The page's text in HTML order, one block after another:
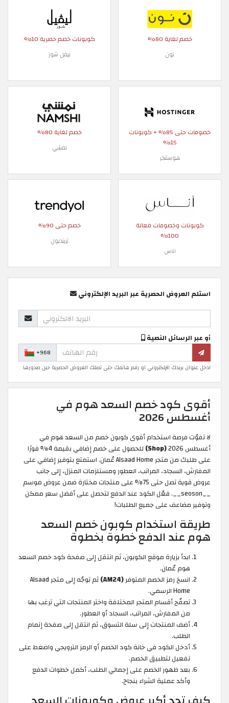
خصم لغاية 80%
نون
كوبونات خصم حصرية 10%
ليفل شوز
خصومات حتى 85% + كوبونات
15%
هوستنجر
خصم لغاية 80%
نمشي
كوبونات وخصومات فعالة
100%
اناس
خصم حتى 90%
ترينديول
استلم العروض الحصرية عبر البريد الإلكتروني
أو عبر الرسائل النصية
+968
ادخل عنوان بريدك الإلكتروني او رقم هاتفك حتى تصلك العروض الحصرية حين صدورها
أقوى كود خصم السعد هوم في
أغسطس 2026
لا تفوّت فرصة استخدام أقوى كوبون خصم من السعد هوم في
أغسطس 2026
(Shop)
للحصول على خصم إضافي بقيمة 4% فورًا
على طلبك من متجر Alsaad Home عُمان. استمتع بتوفير إضافي على
المفارش، السجاد، المراتب، العطور ومستلزمات المنزل، إلى جانب
عروض قوية تصل حتى 75% على منتجات مختارة ضمن عروض موسم
__seoson__. فعّل الكود عند الدفع لتحصل على أفضل سعر ممكن
وتوفير مضاعف على جميع الطلبات!
طريقة استخدام كوبون خصم السعد
هوم عند الدفع خطوة بخطوة
ابدأ بزيارة موقع الكوبون، ثم انتقل إلى صفحة كود خصم السعد
هوم عُمان.
انسخ رمز الخصم المتوفر(AM24)
ثم توجّه إلى متجر Alsaad
Home الرسمي.
تصفّح أقسام المتجر المختلفة واختر المنتجات التي ترغب بها
من المفارش، المراتب، السجاد أو العطور.
أضف المنتجات إلى سلة التسوق، ثم انتقل إلى صفحة إتمام
الطلب.
أدخل الكود في خانة كود الخصم أو الرمز الترويجي واضغط على
تفعيل لتطبيق الخصم.
بعد ظهور الخصم على إجمالي الطلب، أكمل خطوات الدفع
وأكد عملية الشراء بنجاح.